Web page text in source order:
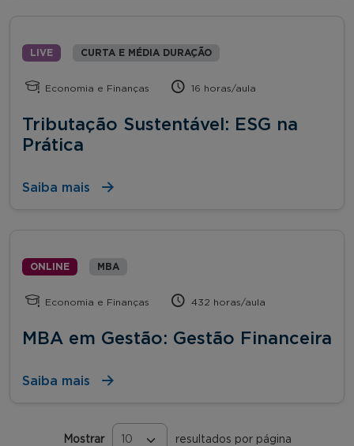
LIVE CURTA E MÉDIA DURAÇÃO
Economia e Finanças 16 horas/aula
Tributação Sustentável: ESG na
Prática
Saiba mais
ONLINE MBA
Economia e Finanças 432 horas/aula
MBA em Gestão: Gestão Financeira
Saiba mais
Mostrar resultados por página